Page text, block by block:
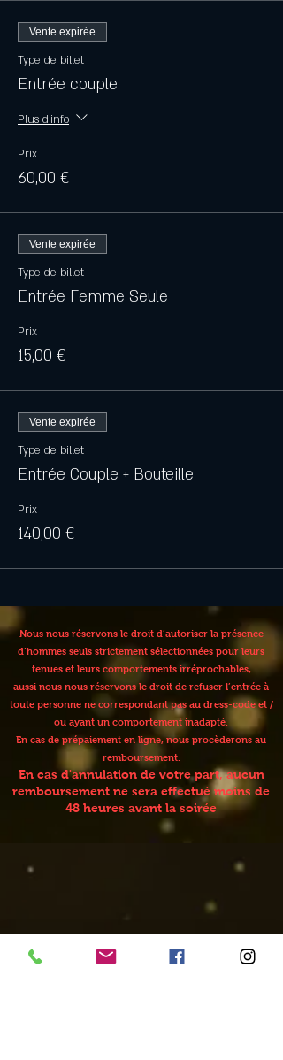
Vente expirée
Type de billet
Entrée couple
Plus d'info
Prix
60,00 €
Vente expirée
Type de billet
Entrée Femme Seule
Prix
15,00 €
Vente expirée
Type de billet
Entrée Couple + Bouteille
Prix
140,00 €
Nous nous réservons le droit d’autoriser la présence
d’hommes seuls strictement sélectionnées pour leurs
tenues et leurs comportements irréprochables,
aussi nous nous réservons le droit de refuser l’entrée à
toute personne ne correspondant pas au dress-code et /
ou ayant un comportement inadapté.
En cas de prépaiement en ligne, nous procèderons au
remboursement.
En cas d'annulation de votre part, aucun
remboursement ne sera effectué moins de
48 heures avant la soirée